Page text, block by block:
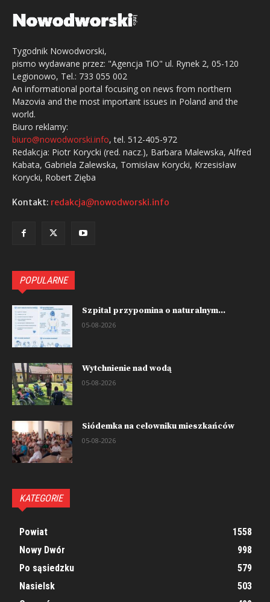
Tygodnik Nowodworski,
pismo wydawane przez: "Agencja TiO" ul. Rynek 2, 05-120
Legionowo, Tel.: 733 055 002
An informational portal focusing on news from northern
Mazovia and the most important issues in Poland and the
world.
Biuro reklamy:
biuro@nowodworski.info, tel. 512-405-972
Redakcja: Piotr Korycki (red. nacz.), Barbara Malewska, Alfred
Kabata, Gabriela Zalewska, Tomisław Korycki, Krzesisław
Korycki, Robert Zięba
Kontakt: redakcja@nowodworski.info
POPULARNE
Szpital przypomina o naturalnym...
05-08-2026
Wytchnienie nad wodą
05-08-2026
Siódemka na celowniku mieszkańców
05-08-2026
KATEGORIE
Powiat
1558
Nowy Dwór
998
Po sąsiedzku
579
Nasielsk
503